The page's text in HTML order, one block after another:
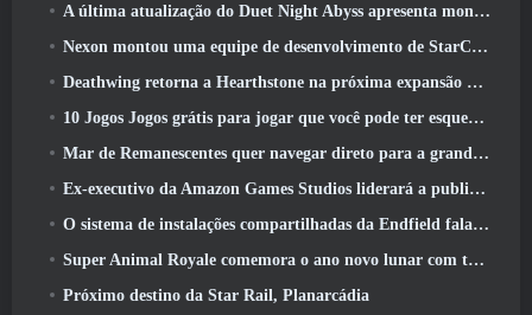
A última atualização do Duet Night Abyss apresenta montagens
Nexon montou uma equipe de desenvolvimento de StarCraft Shooter de acordo com relatório do canal coreano
Deathwing retorna a Hearthstone na próxima expansão do Cataclismo
10 Jogos Jogos grátis para jogar que você pode ter esquecido que estão participando do PvP Fest do Steam
Mar de Remanescentes quer navegar direto para a grandeza
Ex-executivo da Amazon Games Studios liderará a publicação ocidental da Aion 2
O sistema de instalações compartilhadas da Endfield fala sobre os jogadores
Super Animal Royale comemora o ano novo lunar com três semanas de eventos de super cavalos
Próximo destino da Star Rail, Planarcádia